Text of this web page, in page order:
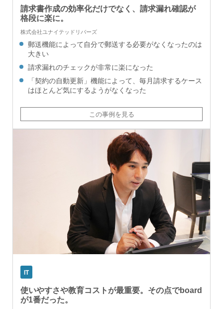
請求書作成の効率化だけでなく、請求漏れ確認が
格段に楽に。
株式会社ユナイテッドリバーズ
郵送機能によって自分で郵送する必要がなくなったのは
大きい
請求漏れのチェックが非常に楽になった
「契約の自動更新」機能によって、毎月請求するケース
はほとんど気にするようがなくなった
この事例を見る
IT
使いやすさや教育コストが最重要。その点でboard
が1番だった。